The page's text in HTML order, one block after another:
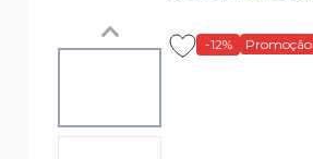
-12% Promoção